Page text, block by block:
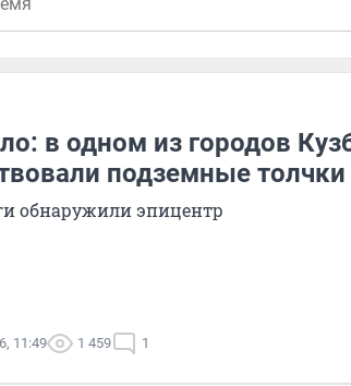
в одном из городов
подземные толчки
обнаружили эпицентр
11:49 1 459 1